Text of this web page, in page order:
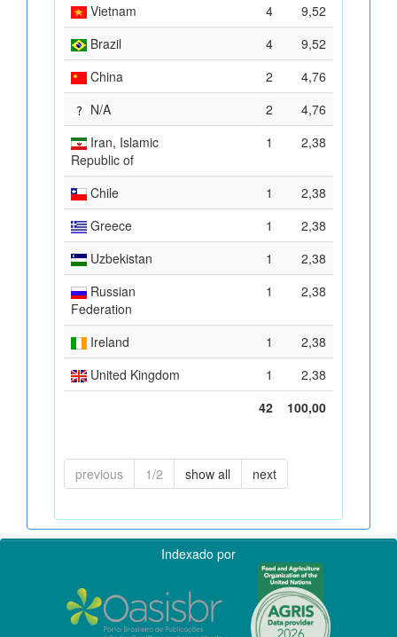
Vietnam
4
9,52
Brazil
4
9,52
China
2
4,76
N/A
2
4,76
Iran, Islamic
Republic of
1 2,38
Chile 1
2,38
Greece
1
2,38
Uzbekistan
1
2,38
Russian
Federation
1 2,38
Ireland 1
2,38
United Kingdom
1
2,38
42
100,00
previous 1/2 show all next
Indexado por